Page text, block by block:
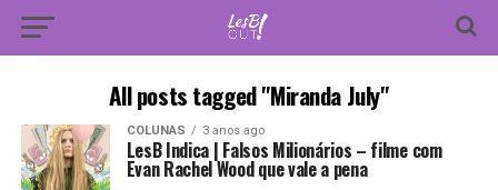
All posts tagged "Miranda July"
COLUNAS 3 anos ago
LesB Indica | Falsos Milionários – filme com
Evan Rachel Wood que vale a pena